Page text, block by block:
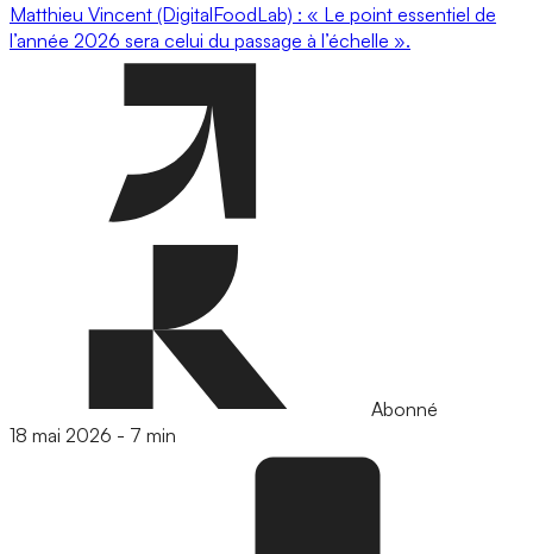
Matthieu Vincent (DigitalFoodLab) : « Le point essentiel de
l’année 2026 sera celui du passage à l’échelle ».
Abonné
18 mai 2026 - 7 min